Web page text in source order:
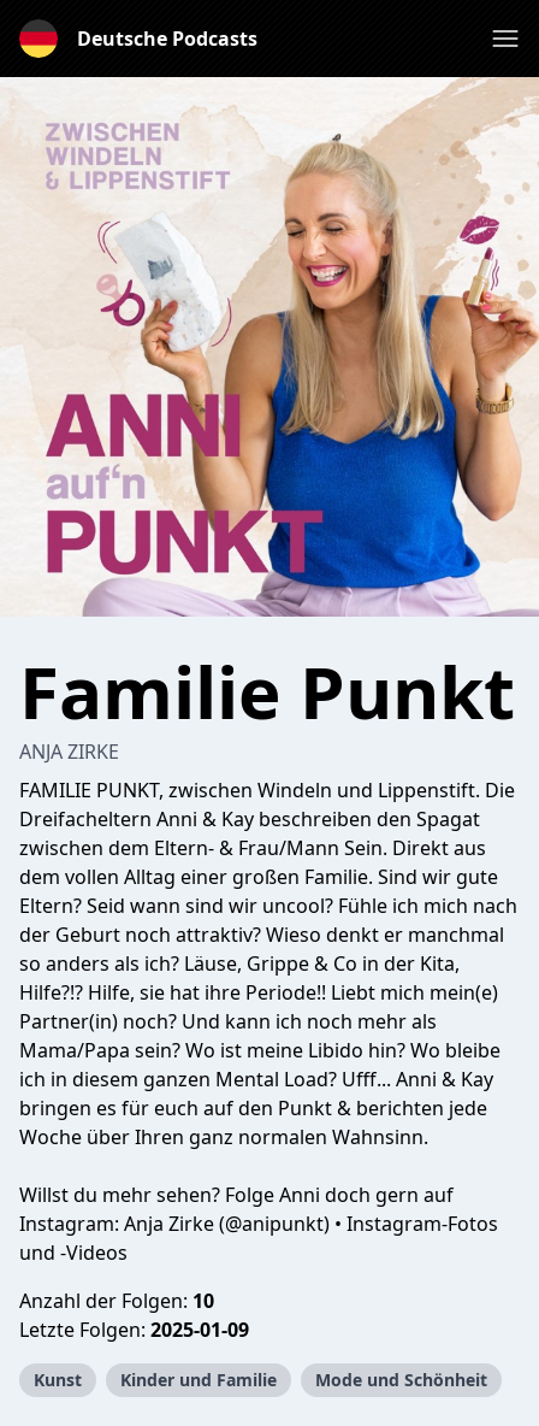
Deutsche Podcasts
Familie Punkt
ANJA ZIRKE
FAMILIE PUNKT, zwischen Windeln und Lippenstift. Die
Dreifacheltern Anni & Kay beschreiben den Spagat
zwischen dem Eltern- & Frau/Mann Sein. Direkt aus
dem vollen Alltag einer großen Familie. Sind wir gute
Eltern? Seid wann sind wir uncool? Fühle ich mich nach
der Geburt noch attraktiv? Wieso denkt er manchmal
so anders als ich? Läuse, Grippe & Co in der Kita,
Hilfe?!? Hilfe, sie hat ihre Periode!! Liebt mich mein(e)
Partner(in) noch? Und kann ich noch mehr als
Mama/Papa sein? Wo ist meine Libido hin? Wo bleibe
ich in diesem ganzen Mental Load? Ufff... Anni & Kay
bringen es für euch auf den Punkt & berichten jede
Woche über Ihren ganz normalen Wahnsinn.
Willst du mehr sehen? Folge Anni doch gern auf
Instagram: Anja Zirke (@anipunkt) • Instagram-Fotos
und -Videos
Anzahl der Folgen: 10
Letzte Folgen: 2025-01-09
Kunst Kinder und Familie Mode und Schönheit